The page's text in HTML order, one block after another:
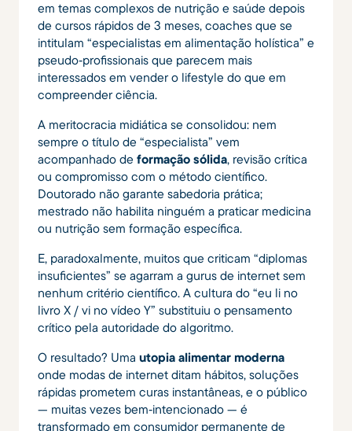
em temas complexos de nutrição e saúde depois
de cursos rápidos de 3 meses, coaches que se
intitulam “especialistas em alimentação holística” e
pseudo‑profissionais que parecem mais
interessados em vender o lifestyle do que em
compreender ciência.
A meritocracia midiática se consolidou: nem
sempre o título de “especialista” vem
acompanhado de formação sólida, revisão crítica
ou compromisso com o método científico.
Doutorado não garante sabedoria prática;
mestrado não habilita ninguém a praticar medicina
ou nutrição sem formação específica.
E, paradoxalmente, muitos que criticam “diplomas
insuficientes” se agarram a gurus de internet sem
nenhum critério científico. A cultura do “eu li no
livro X / vi no vídeo Y” substituiu o pensamento
crítico pela autoridade do algoritmo.
O resultado? Uma utopia alimentar moderna
onde modas de internet ditam hábitos, soluções
rápidas prometem curas instantâneas, e o público
— muitas vezes bem‑intencionado — é
transformado em consumidor permanente de